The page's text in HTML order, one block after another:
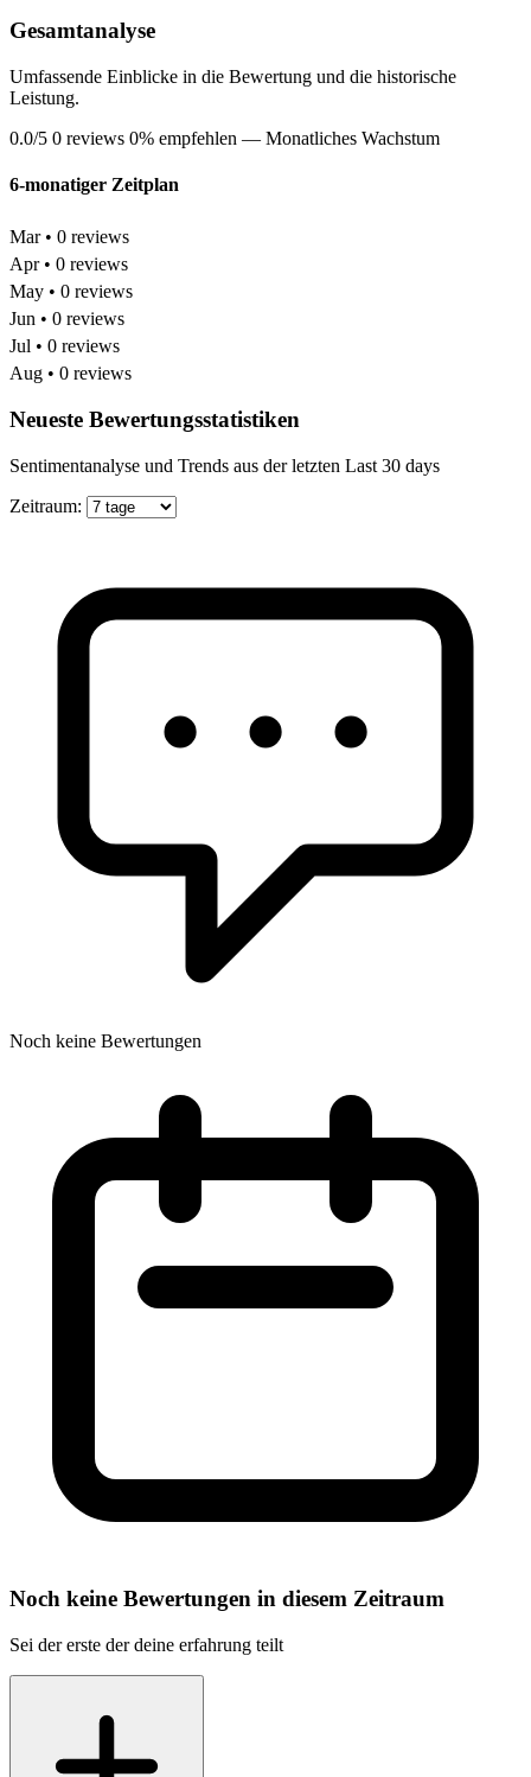
Gesamtanalyse
Umfassende Einblicke in die Bewertung und die historische
Leistung.
0.0/5 0 reviews 0% empfehlen — Monatliches Wachstum
6-monatiger Zeitplan
Mar • 0 reviews
Apr • 0 reviews
May • 0 reviews
Jun • 0 reviews
Jul • 0 reviews
Aug • 0 reviews
Neueste Bewertungsstatistiken
Sentimentanalyse und Trends aus der letzten Last 30 days
Zeitraum:
Noch keine Bewertungen
Noch keine Bewertungen in diesem Zeitraum
Sei der erste der deine erfahrung teilt